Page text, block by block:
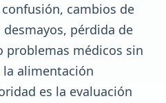
cambios de
pérdida de
problemas médicos sin
la alimentación
es la evaluación